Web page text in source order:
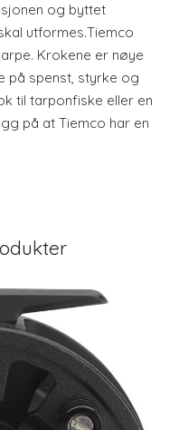
og byttet
utformes.Tiemco
Krokene er nøye
på spenst, styrke og
til tarponfiske eller en
på at Tiemco har en